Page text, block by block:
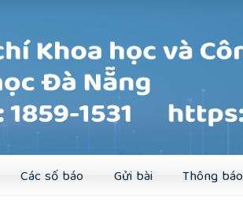
Các số báo Gửi bài Thông báo
Đăng ký